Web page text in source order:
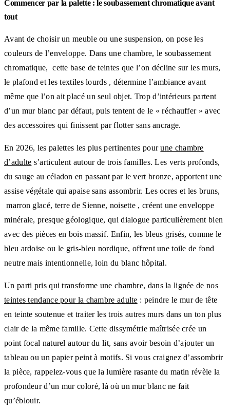
Commencer par la palette : le soubassement chromatique avant
tout
Avant de choisir un meuble ou une suspension, on pose les
couleurs de l’enveloppe. Dans une chambre, le soubassement
chromatique, cette base de teintes que l’on décline sur les murs,
le plafond et les textiles lourds , détermine l’ambiance avant
même que l’on ait placé un seul objet. Trop d’intérieurs partent
d’un mur blanc par défaut, puis tentent de le « réchauffer » avec
des accessoires qui finissent par flotter sans ancrage.
En 2026, les palettes les plus pertinentes pourune chambre
d’adulte s’articulent autour de trois familles. Les verts profonds,
du sauge au céladon en passant par le vert bronze, apportent une
assise végétale qui apaise sans assombrir. Les ocres et les bruns,
marron glacé, terre de Sienne, noisette , créent une enveloppe
minérale, presque géologique, qui dialogue particulièrement bien
avec des pièces en bois massif. Enfin, les bleus grisés, comme le
bleu ardoise ou le gris-bleu nordique, offrent une toile de fond
neutre mais intentionnelle, loin du blanc hôpital.
Un parti pris qui transforme une chambre, dans la lignée de nos
teintes tendance pour la chambre adulte : peindre le mur de tête
en teinte soutenue et traiter les trois autres murs dans un ton plus
clair de la même famille. Cette dissymétrie maîtrisée crée un
point focal naturel autour du lit, sans avoir besoin d’ajouter un
tableau ou un papier peint à motifs. Si vous craignez d’assombrir
la pièce, rappelez-vous que la lumière rasante du matin révèle la
profondeur d’un mur coloré, là où un mur blanc ne fait
qu’éblouir.